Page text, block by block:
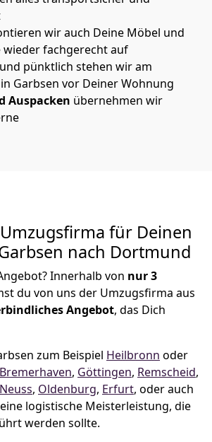
wir auch Deine Möbel und
wieder fachgerecht auf
pünktlich stehen wir am
Garbsen vor Deiner Wohnung
Auspacken übernehmen wir
für Deinen
nach Dortmund
Innerhalb von nur 3
du von uns der Umzugsfirma aus
Angebot, das Dich
zum Beispiel Heilbronn oder
Bremer­haven, Göttingen, Remscheid,
Neuss, Oldenburg, Erfurt, oder auch
logistische Meisterleistung, die
werden sollte.